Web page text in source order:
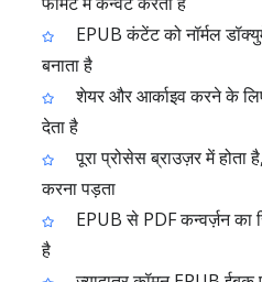
EPUB कंटेंट को नॉर्मल
बनाता है
शेयर और आर्काइव करने के
देता है
पूरा प्रोसेस ब्राउज़र में होता
करना पड़ता
EPUB से PDF कन्वर्ज़न का
है